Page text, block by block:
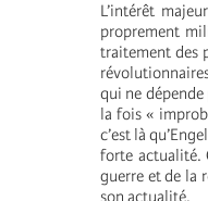
L’intérêt
proprement
traitement des
qui ne
la fois «
c’est là
forte actualité.
guerre et de la